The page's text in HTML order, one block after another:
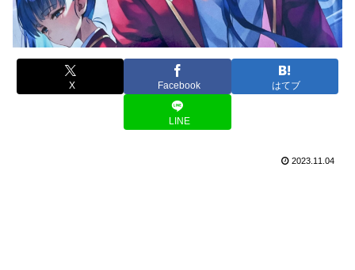
X Facebook はてブ
LINE
2023.11.04